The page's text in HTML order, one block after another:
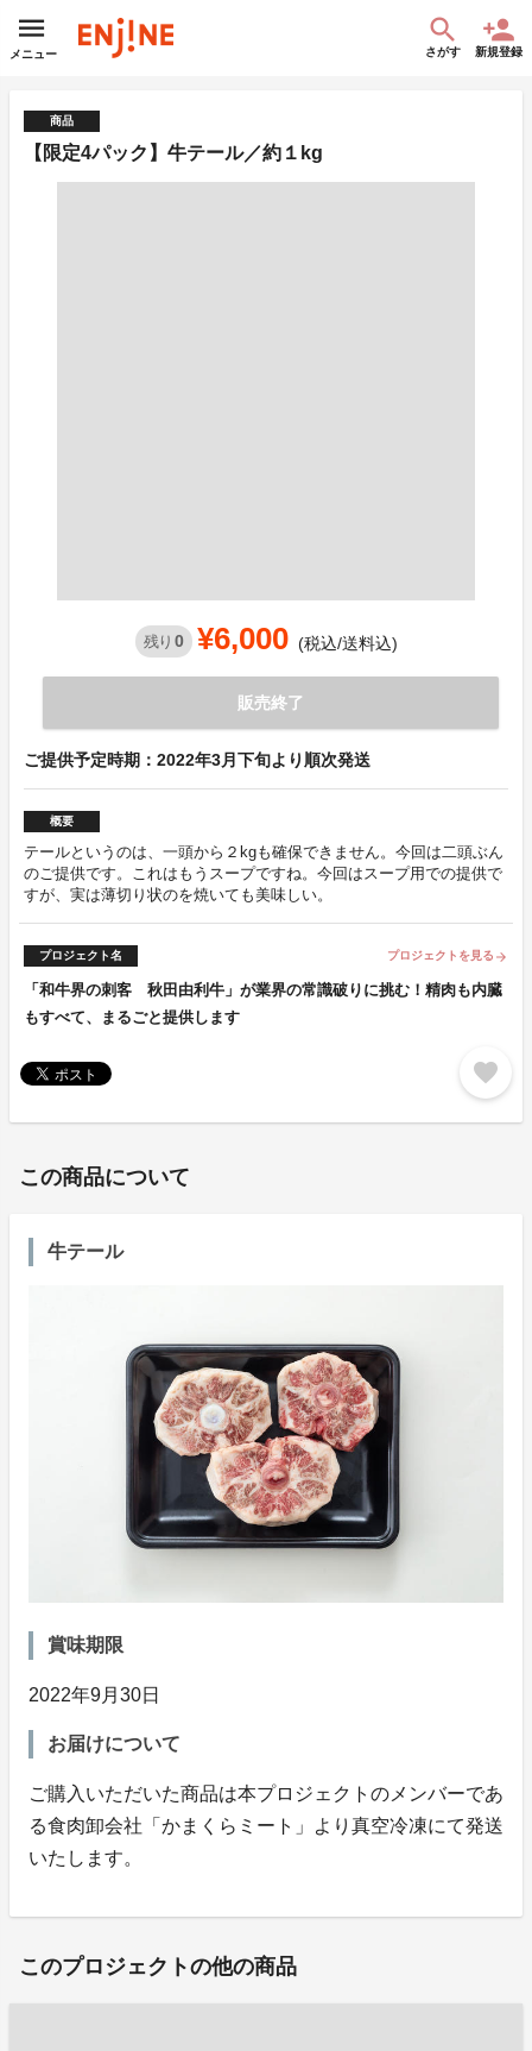
メニュー さがす 新規登録
商品
【限定4パック】牛テール／約１kg
残り 0 ¥6,000 (税込/送料込)
販売終了
ご提供予定時期：2022年3月下旬より順次発送
概要
テールというのは、一頭から２kgも確保できません。今回は二頭ぶん
のご提供です。これはもうスープですね。今回はスープ用での提供で
すが、実は薄切り状のを焼いても美味しい。
プロジェクト名 プロジェクトを見る arrow_forward
「和牛界の刺客 秋田由利牛」が業界の常識破りに挑む！精肉も内臓
もすべて、まるごと提供します
favorite
この商品について
牛テール
賞味期限
2022年9月30日
お届けについて
ご購入いただいた商品は本プロジェクトのメンバーであ
る食肉卸会社「かまくらミート」より真空冷凍にて発送
いたします。
このプロジェクトの他の商品